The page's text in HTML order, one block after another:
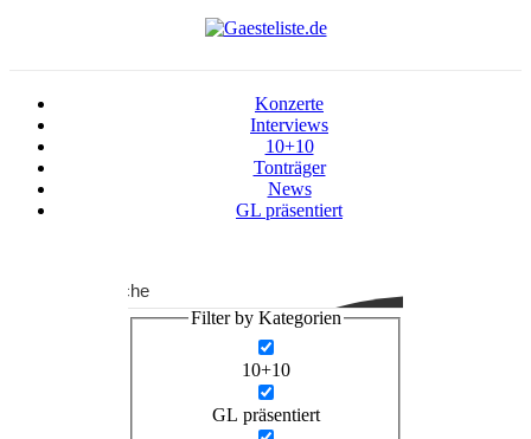
Konzerte
Interviews
10+10
Tonträger
News
GL präsentiert
Suche
Filter by Kategorien
10+10
GL präsentiert